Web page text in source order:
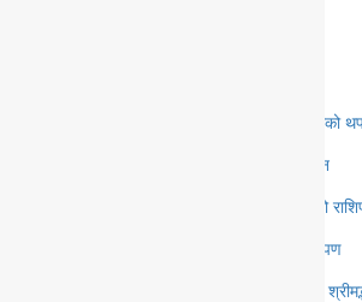
आँखा शिविरमा पाँच सय लाभान्वित, २२ जनाको
खौलालाँकुरीको रक्तदानमा ५४ युनिट संकलन
आज २०८३ साल श्रावण २३ गते शनिवारको
पोखरा रङ्गशालामा फोनिज कास्कीको वृक्षरोपण
पोखराको ५ नम्वर वडामा भदौंको तेस्रो साता